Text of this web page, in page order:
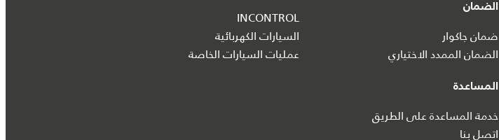
الضمان
ضمان جاكوار
الضمان الممدد الاختياري
المساعدة
خدمة المساعدة على الطريق
اتصل بنا
INCONTROL
السيارات الكهربائية
عمليات السيارات الخاصة